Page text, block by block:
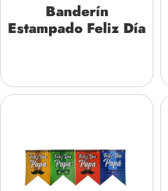
Banderín
Estampado Feliz Día